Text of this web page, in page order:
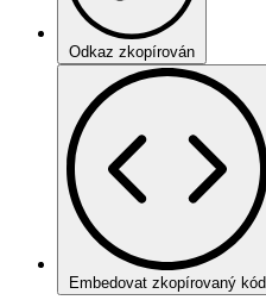
Odkaz zkopírován
Embedovat zkopírovaný kód